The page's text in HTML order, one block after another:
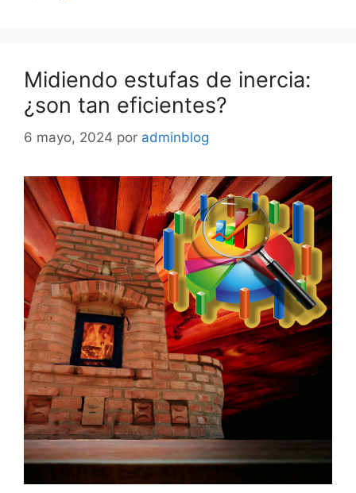
Midiendo estufas de inercia:
¿son tan eficientes?
6 mayo, 2024 por adminblog